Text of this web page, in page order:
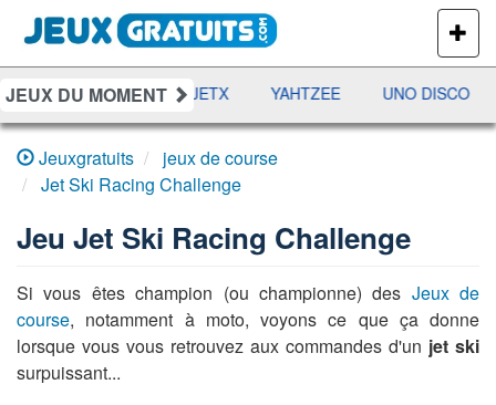
PLUS
DE
JEUX
JEUX DU MOMENT
DAMES RAMI JETX YAHTZEE UNO DISCO
Jeuxgratuits
jeux de course
Jet Ski Racing Challenge
Jeu Jet Ski Racing Challenge
Si vous êtes champion (ou championne) des Jeux de
course, notamment à moto, voyons ce que ça donne
lorsque vous vous retrouvez aux commandes d'un jet ski
surpuissant...